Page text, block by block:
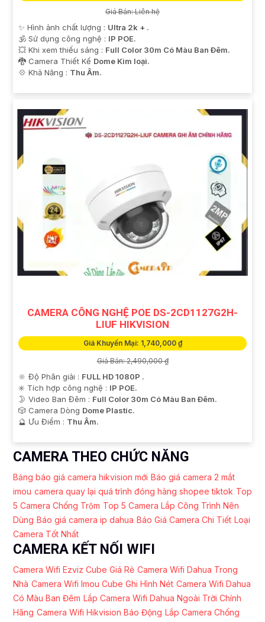
Giá Bán: Liên hệ
✨ Hình ảnh chất lượng : Ultra 2k + .
🕉️ Sử dụng công nghệ : IP POE.
💥 Khi xem thiếu sáng : Full Color 30m Có Màu Ban Ðêm.
🐉️ Camera Thiết Kế Dome Kim loại.
️💠 Khả Năng : Thu Âm.
CAMERA CÔNG NGHỆ POE DS-2CD1127G2H-
LIUF HIKVISION
Giá Khuyến Mại: 1,740,000 ₫
Giá Bán: 2,490,000 ₫
🔆 Độ Phân giải : FULL HD 1080P .
✳️ Tích hợp công nghệ : IP POE.
🌛 Video Ban Đêm : Full Color 30m Có Màu Ban Ðêm.
🎲 Camera Dòng Dome Plastic.
️🔮 Ưu Điểm : Thu Âm.
CAMERA THEO CHỨC NĂNG
Bảng báo giá camera hikvision mới Báo giá camera 2 mắt
imou camera quay lại quá trình đóng hàng shopee tiktok Top
5 Camera Chống Trộm Top 5 Camera Lắp Công Trình Nên
Dùng Báo giá camera ip dahua Báo Giá Camera Chi Tiết Loại
Camera Tốt Nhất
CAMERA KẾT NỐI WIFI
Camera Wifi Ezviz Cube Giá Rẻ Camera Wifi Dahua Trong
Nhà Camera Wifi Imou Cube Ghi Hình Nét Camera Wifi Dahua
Có Màu Ban Đêm Lắp Camera Wifi Dahua Ngoài Trời Chính
Hãng Camera Wifi Hikvision Báo Động Lắp Camera Chống